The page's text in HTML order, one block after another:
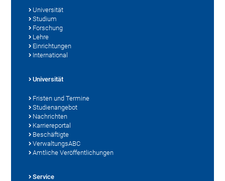
Universität
Studium
Forschung
Lehre
Einrichtungen
International
Universität
Fristen und Termine
Studienangebot
Nachrichten
Karriereportal
Beschäftigte
VerwaltungsABC
Amtliche Veröffentlichungen
Service